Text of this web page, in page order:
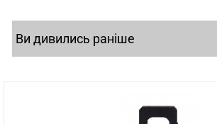
Ви дивились раніше